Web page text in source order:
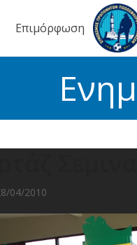
Επιμόρφωση
04/2010